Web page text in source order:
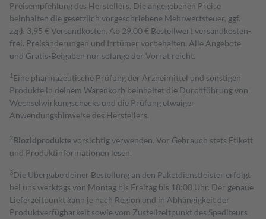
Preisempfehlung des Herstellers. Die angegebenen Preise
beinhalten die gesetzlich vorgeschriebene Mehrwertsteuer, ggf.
zzgl. 3,95 € Versandkosten. Ab 29,00 € Bestell­wert versand­kosten­
frei. Preisänderungen und Irrtümer vorbehalten. Alle Angebote
und Gratis-Beigaben nur solange der Vorrat reicht.
1 Eine pharmazeutische Prüfung der Arzneimittel und sonstigen
Produkte in deinem Warenkorb beinhaltet die Durchführung von
Wechselwirkungschecks und die Prüfung etwaiger
Anwendungshinweise des Herstellers.
2Biozidproduktevorsichtig verwenden. Vor Gebrauch stets Etikett
und Produktinformationen lesen.
3Die Übergabe deiner Bestellung an den Paketdienstleister erfolgt
bei uns werktags von Montag bis Freitag bis 18:00 Uhr. Der genaue
Lieferzeitpunkt kann je nach Region und in Abhängigkeit der
Produktverfügbarkeit sowie vom Zustellzeitpunkt des Spediteurs